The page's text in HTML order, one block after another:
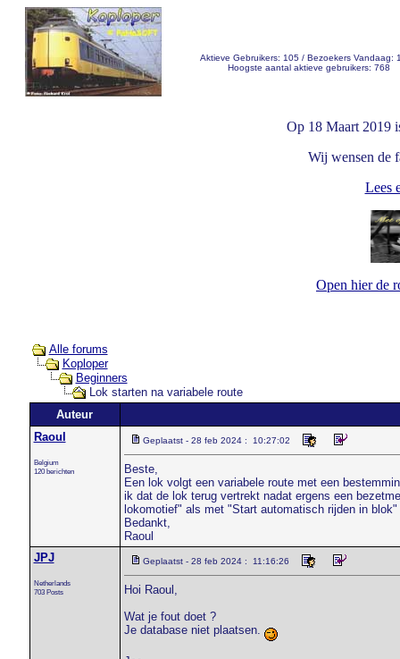
Aktieve Gebruikers: 105 / Bezoekers Vandaag:
Hoogste aantal aktieve gebruikers: 768
Op 18 Maart 2019
Wij wensen de
Lees
Open hier de
Alle forums
Koploper
Beginners
Lok starten na variabele route
Auteur
Raoul
Belgium
120 berichten
Geplaatst - 28 feb 2024 : 10:27:02
Beste,
Een lok volgt een variabele route met een
ik dat de lok terug vertrekt nadat ergens een
lokomotief" als met "Start automatisch rijden in
Bedankt,
Raoul
JPJ
Netherlands
703 Posts
Geplaatst - 28 feb 2024 : 11:16:26
Hoi Raoul,
Wat je fout doet ?
Je database niet plaatsen.